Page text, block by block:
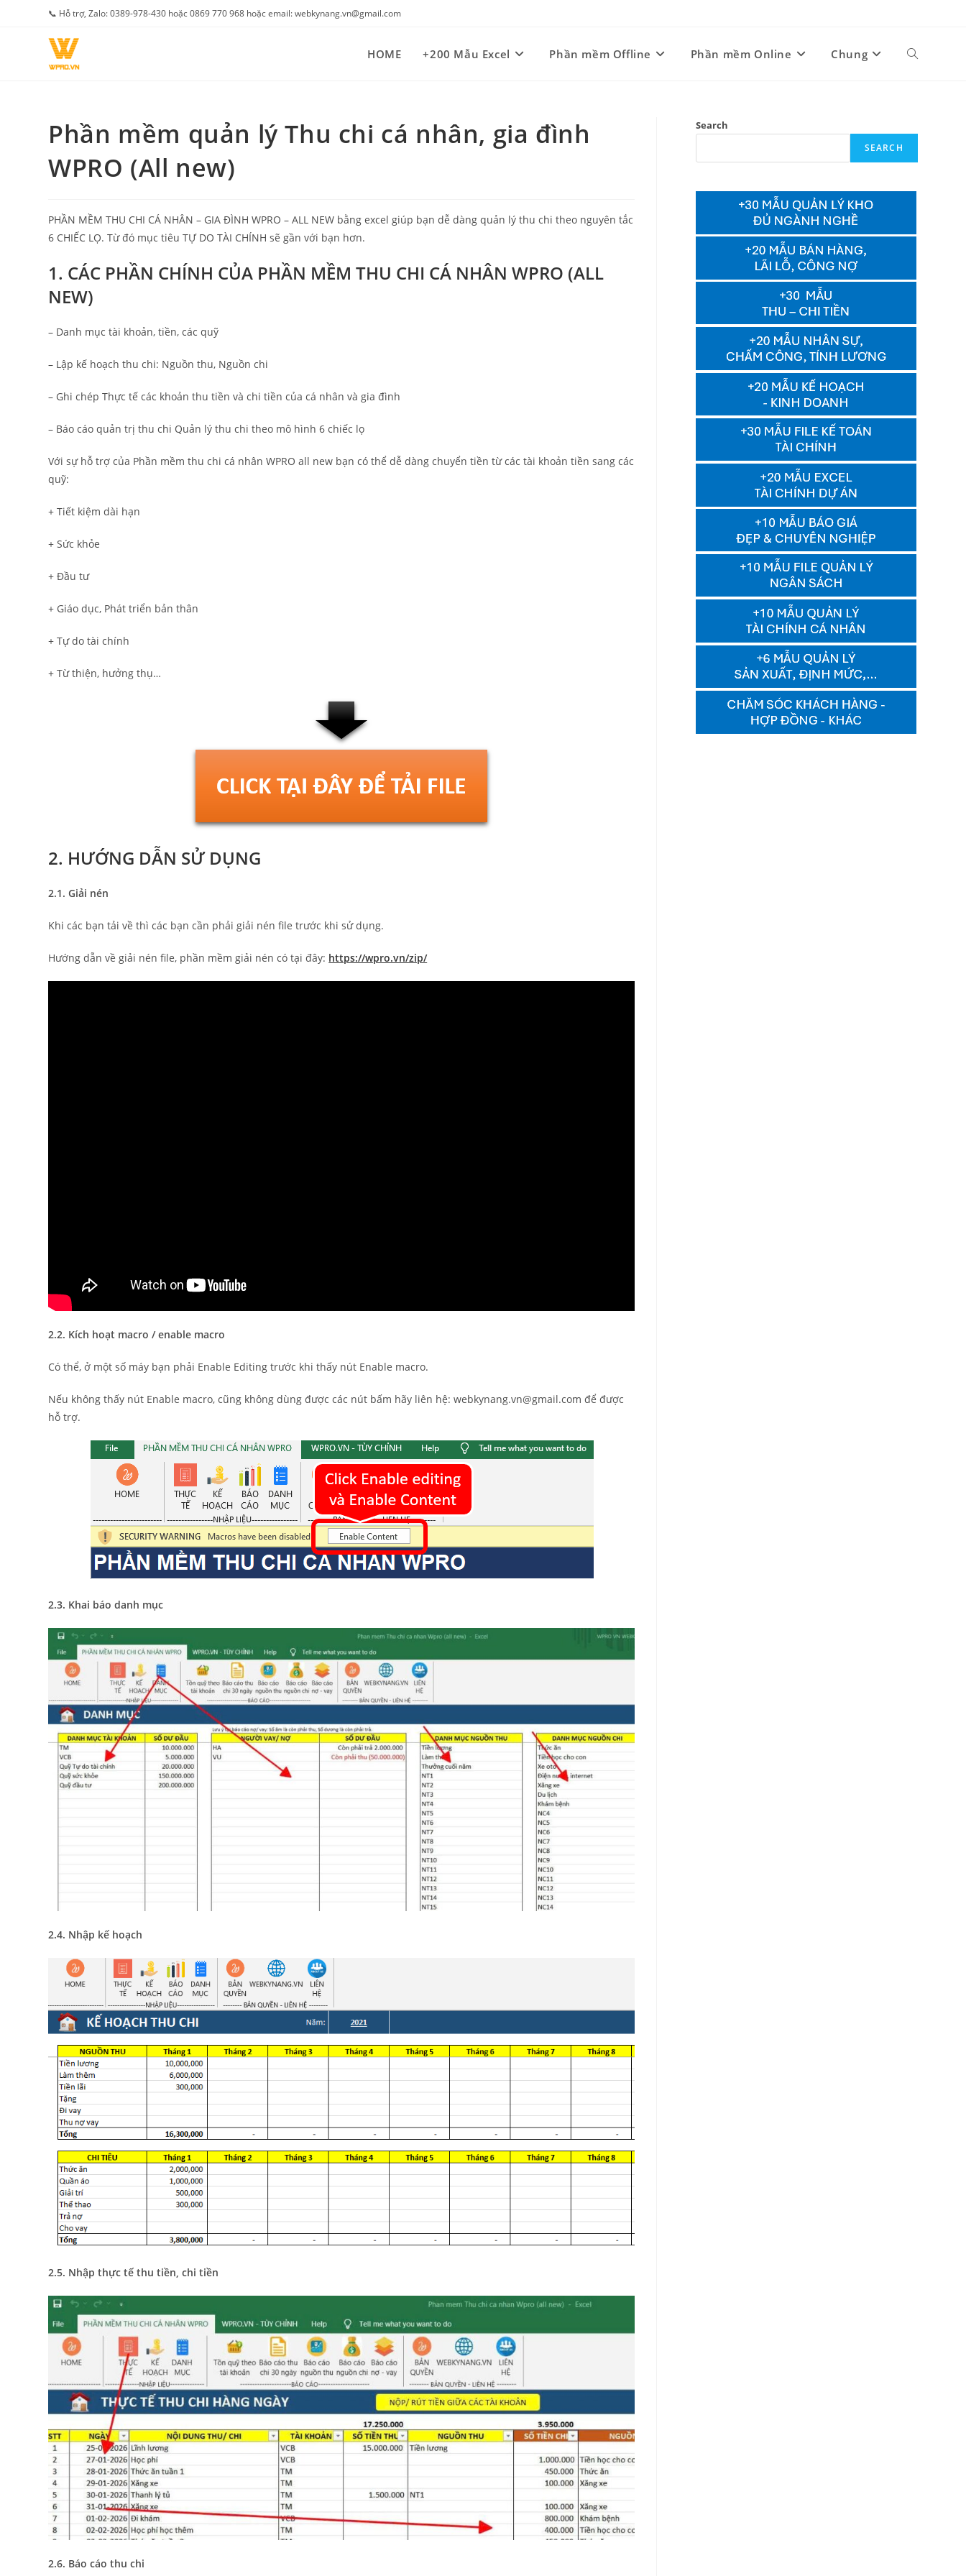
📞 Hỗ trợ, Zalo: 0389-978-430 hoặc 0869 770 968 hoặc email: webkynang.vn@gmail.com
HOME +200 Mẫu Excel Phần mềm Offline Phần mềm Online Chung Toggle
search
Phần mềm quản lý Thu chi cá nhân, gia đình
WPRO (All new)
PHẦN MỀM THU CHI CÁ NHÂN – GIA ĐÌNH WPRO – ALL NEW bằng excel giúp bạn dễ dàng quản lý thu chi theo nguyên tắc
6 CHIẾC LỌ. Từ đó mục tiêu TỰ DO TÀI CHÍNH sẽ gần với bạn hơn.
1. CÁC PHẦN CHÍNH CỦA PHẦN MỀM THU CHI CÁ NHÂN WPRO (ALL
NEW)
– Danh mục tài khoản, tiền, các quỹ
– Lập kế hoạch thu chi: Nguồn thu, Nguồn chi
– Ghi chép Thực tế các khoản thu tiền và chi tiền của cá nhân và gia đình
– Báo cáo quản trị thu chi Quản lý thu chi theo mô hình 6 chiếc lọ
Với sự hỗ trợ của Phần mềm thu chi cá nhân WPRO all new bạn có thể dễ dàng chuyển tiền từ các tài khoản tiền sang các
quỹ:
+ Tiết kiệm dài hạn
+ Sức khỏe
+ Đầu tư
+ Giáo dục, Phát triển bản thân
+ Tự do tài chính
+ Từ thiện, hưởng thụ…
2. HƯỚNG DẪN SỬ DỤNG
2.1. Giải nén
Khi các bạn tải về thì các bạn cần phải giải nén file trước khi sử dụng.
Hướng dẫn về giải nén file, phần mềm giải nén có tại đây: https://wpro.vn/zip/
2.2. Kích hoạt macro / enable macro
Có thể, ở một số máy bạn phải Enable Editing trước khi thấy nút Enable macro.
Nếu không thấy nút Enable macro, cũng không dùng được các nút bấm hãy liên hệ: webkynang.vn@gmail.com để được
hỗ trợ.
2.3. Khai báo danh mục
2.4. Nhập kế hoạch
2.5. Nhập thực tế thu tiền, chi tiền
2.6. Báo cáo thu chi
Search
SEARCH